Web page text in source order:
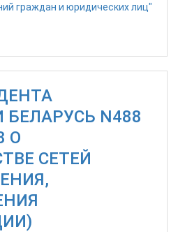
граждан и юридических лиц"
N488
О
СЕТЕЙ